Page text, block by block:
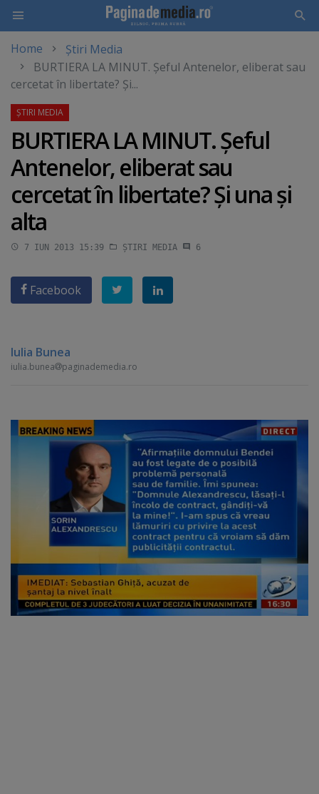
main
content
Home
Știri Media
BURTIERA LA MINUT. Şeful Antenelor, eliberat sau
cercetat în libertate? Şi...
BURTIERA LA MINUT. Şeful
Antenelor, eliberat sau
cercetat în libertate? Şi una şi
alta
7 IUN 2013 15:39 ȘTIRI MEDIA 6
Facebook
Iulia Bunea
iulia.bunea paginademedia.ro